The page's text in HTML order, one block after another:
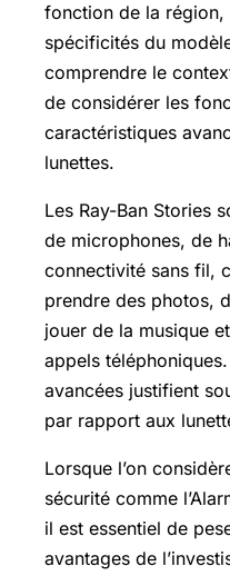
fonction de la région,
spécificités du
comprendre le
de considérer les
caractéristiques
lunettes.
Les Ray-Ban Stories
de microphones, de
connectivité sans fil,
prendre des photos,
jouer de la musique
appels
avancées justifient
par rapport aux
Lorsque l’on
sécurité comme
il est essentiel de
avantages de